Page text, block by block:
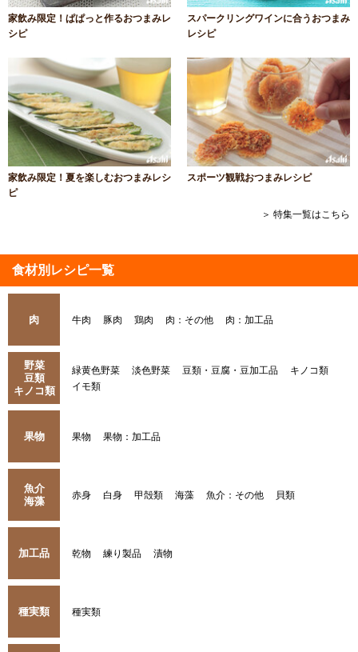
家飲み限定！ぱぱっと作るおつまみレ
シピ
スパークリングワインに合うおつまみ
レシピ
家飲み限定！夏を楽しむおつまみレシ
ピ
スポーツ観戦おつまみレシピ
＞ 特集一覧はこちら
食材別レシピ一覧
肉 牛肉 豚肉 鶏肉 肉：その他 肉：加工品
野菜
豆類
キノコ類
緑黄色野菜 淡色野菜 豆類・豆腐・豆加工品
キノコ類
イモ類
果物 果物 果物：加工品
魚介
海藻
赤身 白身 甲殻類 海藻 魚介：その他 貝類
加工品 乾物 練り製品 漬物
種実類 種実類